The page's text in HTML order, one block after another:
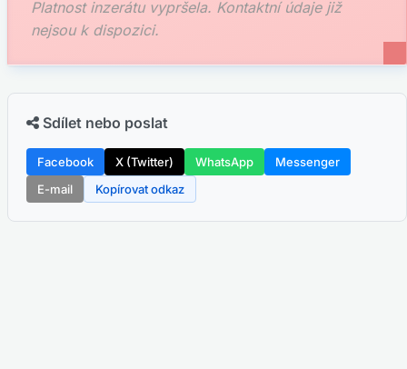
Platnost inzerátu vypršela. Kontaktní údaje již
nejsou k dispozici.
Sdílet nebo poslat
Facebook X (Twitter) WhatsApp
Messenger
E-mail
Kopírovat odkaz